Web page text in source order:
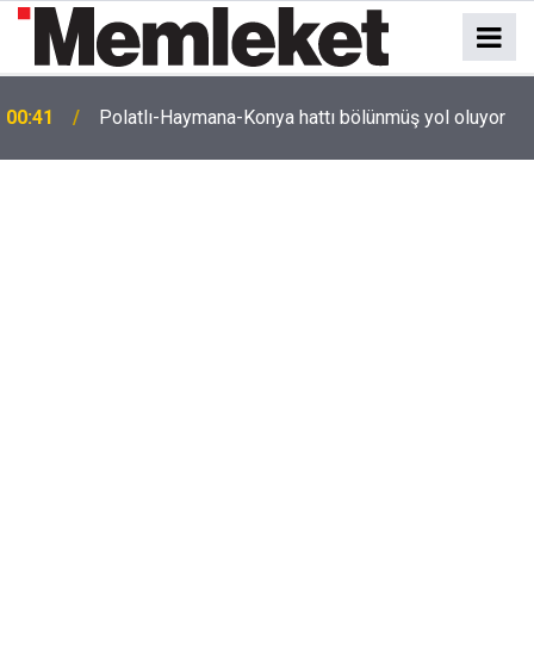
00:41 Polatlı-Haymana-Konya hattı bölünmüş yol oluyor